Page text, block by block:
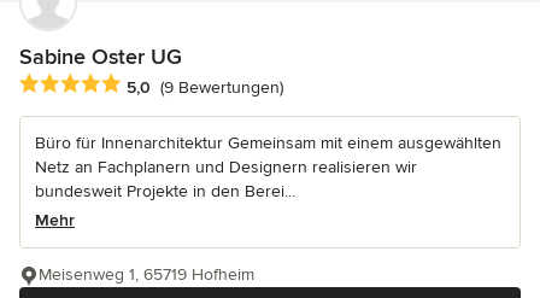
Sabine Oster UG
Durchschnittliche Bewertung: 5 von 5 Sternen
5,0 (9 Bewertungen)
Büro für Innenarchitektur Gemeinsam mit einem ausgewählten
Netz an Fachplanern und Designern realisieren wir
bundesweit Projekte in den Berei...
Mehr
Meisenweg 1, 65719 Hofheim